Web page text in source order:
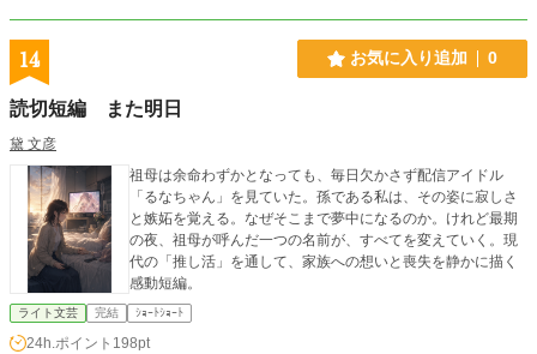
14 お気に入り追加 0
読切短編 また明日
黛 文彦
祖母は余命わずかとなっても、毎日欠かさず配信アイドル
「るなちゃん」を見ていた。孫である私は、その姿に寂しさ
と嫉妬を覚える。なぜそこまで夢中になるのか。けれど最期
の夜、祖母が呼んだ一つの名前が、すべてを変えていく。現
代の「推し活」を通して、家族への想いと喪失を静かに描く
感動短編。
ライト文芸 完結 ｼｮｰﾄｼｮｰﾄ
24h.ポイント 198pt